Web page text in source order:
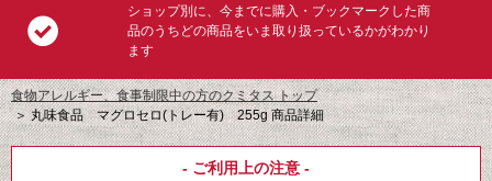
ショップ別に、今までに購入・ブックマークした商
品のうちどの商品をいま取り扱っているかがわかり
ます
食物アレルギー、食事制限中の方のクミタス トップ
＞丸味食品 マグロセロ(トレー有) 255g 商品詳細
- ご利用上の注意 -